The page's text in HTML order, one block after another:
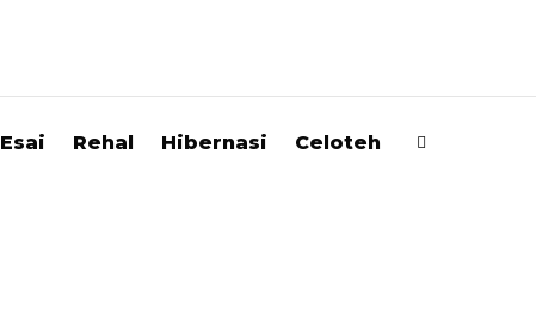
Esai Rehal Hibernasi Celoteh